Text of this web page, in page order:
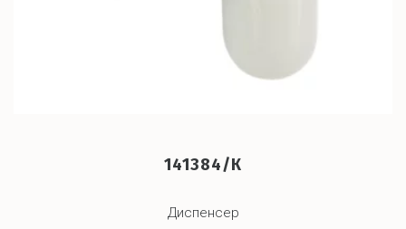
141384/К
Диспенсер